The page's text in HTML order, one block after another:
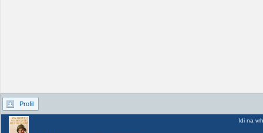
Profil
Idi na vrh